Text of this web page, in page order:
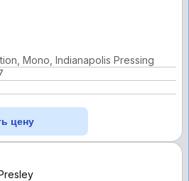
Mono, Indianapolis Pressing
цену